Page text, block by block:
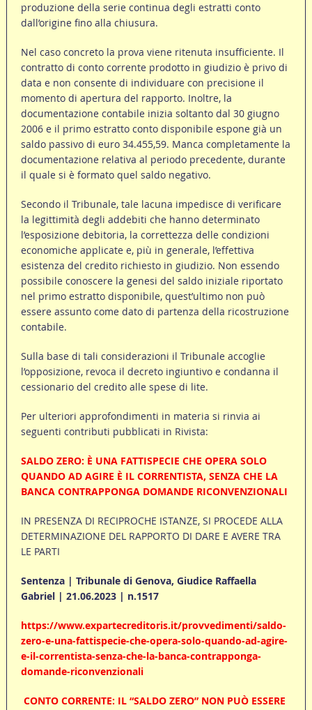
produzione della serie continua degli estratti conto
dall’origine fino alla chiusura.
Nel caso concreto la prova viene ritenuta insufficiente. Il
contratto di conto corrente prodotto in giudizio è privo di
data e non consente di individuare con precisione il
momento di apertura del rapporto. Inoltre, la
documentazione contabile inizia soltanto dal 30 giugno
2006 e il primo estratto conto disponibile espone già un
saldo passivo di euro 34.455,59. Manca completamente la
documentazione relativa al periodo precedente, durante
il quale si è formato quel saldo negativo.
Secondo il Tribunale, tale lacuna impedisce di verificare
la legittimità degli addebiti che hanno determinato
l’esposizione debitoria, la correttezza delle condizioni
economiche applicate e, più in generale, l’effettiva
esistenza del credito richiesto in giudizio. Non essendo
possibile conoscere la genesi del saldo iniziale riportato
nel primo estratto disponibile, quest’ultimo non può
essere assunto come dato di partenza della ricostruzione
contabile.
Sulla base di tali considerazioni il Tribunale accoglie
l’opposizione, revoca il decreto ingiuntivo e condanna il
cessionario del credito alle spese di lite.
Per ulteriori approfondimenti in materia si rinvia ai
seguenti contributi pubblicati in Rivista:
SALDO ZERO: È UNA FATTISPECIE CHE OPERA SOLO
QUANDO AD AGIRE È IL CORRENTISTA, SENZA CHE LA
BANCA CONTRAPPONGA DOMANDE RICONVENZIONALI
IN PRESENZA DI RECIPROCHE ISTANZE, SI PROCEDE ALLA
DETERMINAZIONE DEL RAPPORTO DI DARE E AVERE TRA
LE PARTI
Sentenza | Tribunale di Genova, Giudice Raffaella
Gabriel | 21.06.2023 | n.1517
https://www.expartecreditoris.it/provvedimenti/saldo-
zero-e-una-fattispecie-che-opera-solo-quando-ad-agire-
e-il-correntista-senza-che-la-banca-contrapponga-
domande-riconvenzionali
CONTO CORRENTE: IL “SALDO ZERO” NON PUÒ ESSERE